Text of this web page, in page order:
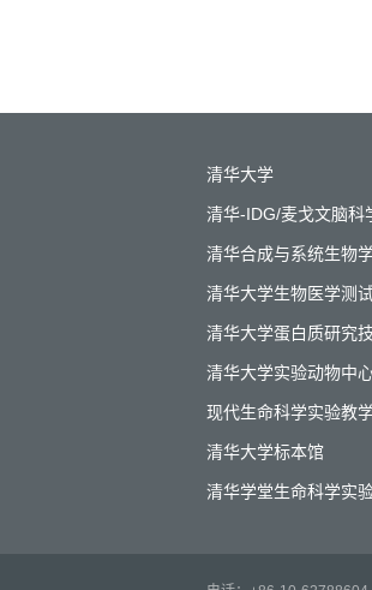
清华大学
清华-IDG/麦戈文脑科
清华合成与系统生物
清华大学生物医学测
清华大学蛋白质研究
清华大学实验动物中
现代生命科学实验教
清华大学标本馆
清华学堂生命科学实